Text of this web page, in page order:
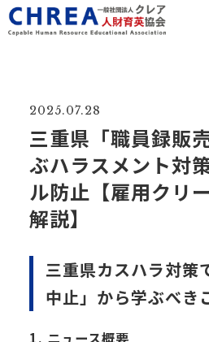
2025.07.28
三重県「職員録販
ぶハラスメント対
ル防止【雇用クリ
解説】
三重県カスハラ対策
中止」から学ぶべき
1. ニュース概要